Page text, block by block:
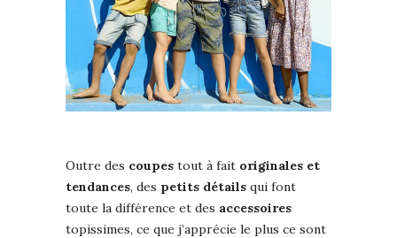
Outre des coupes tout à fait originales et
tendances, des petits détails qui font
toute la différence et des accessoires
topissimes, ce que j’apprécie le plus ce sont